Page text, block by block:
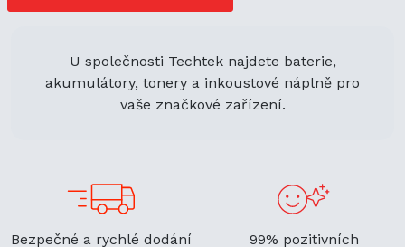
flexibilitu.
U společnosti Techtek najdete baterie,
akumulátory, tonery a inkoustové náplně pro
vaše značkové zařízení.
Bezpečné a rychlé dodání
99% pozitivních